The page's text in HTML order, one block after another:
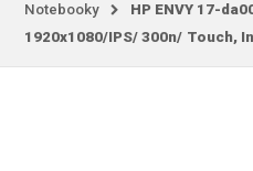
Notebooky
HP ENVY 17-
1920x1080/IPS/ 300n/ Touch,